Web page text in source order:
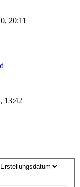
20:11
13:42